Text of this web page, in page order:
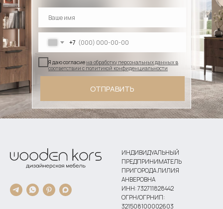
+7
Я даю согласие на обработку персональных данных в
соответствии с политикой конфиденциальности
ОТПРАВИТЬ
ИНДИВИДУАЛЬНЫЙ
ПРЕДПРИНИМАТЕЛЬ
ПРИГОРОДА ЛИЛИЯ
АНВЕРОВНА
ИНН: 732711828442
ОГРН/ОГРНИП:
321508100002603